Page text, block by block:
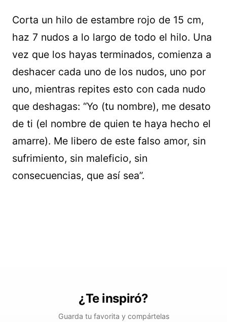
Corta un hilo de estambre rojo de 15 cm,
haz 7 nudos a lo largo de todo el hilo. Una
vez que los hayas terminados, comienza a
deshacer cada uno de los nudos, uno por
uno, mientras repites esto con cada nudo
que deshagas: “Yo (tu nombre), me desato
de ti (el nombre de quien te haya hecho el
amarre). Me libero de este falso amor, sin
sufrimiento, sin maleficio, sin
consecuencias, que así sea”.
¿Te inspiró?
Guarda tu favorita y compártelas